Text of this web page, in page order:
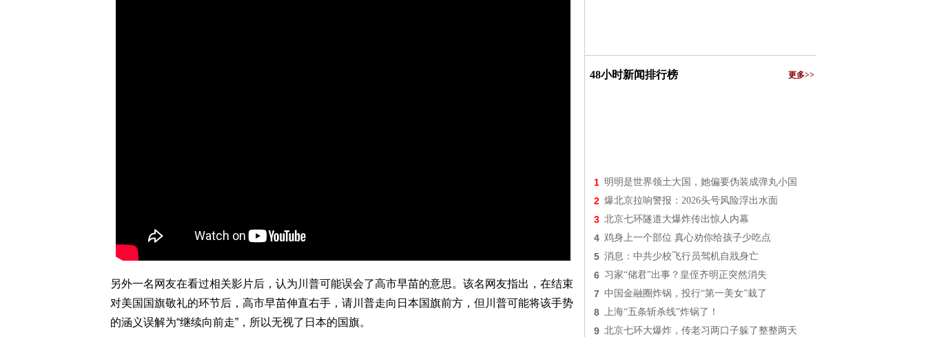
另外一名网友在看过相关影片后，认为川普可能误会了高市早苗的意思。该名网友指出，在结束
对美国国旗敬礼的环节后，高市早苗伸直右手，请川普走向日本国旗前方，但川普可能将该手势
的涵义误解为“继续向前走”，所以无视了日本的国旗。
48小时新闻排行榜 更多>>
1 明明是世界领土大国，她偏要伪装成弹丸小国
2 爆北京拉响警报：2026头号风险浮出水面
3 北京七环隧道大爆炸传出惊人内幕
4 鸡身上一个部位 真心劝你给孩子少吃点
5 消息：中共少校飞行员驾机自戕身亡
6 习家“储君”出事？皇侄齐明正突然消失
7 中国金融圈炸锅，投行“第一美女”栽了
8 上海“五条斩杀线”炸锅了！
9 北京七环大爆炸，传老习两口子躲了整整两天